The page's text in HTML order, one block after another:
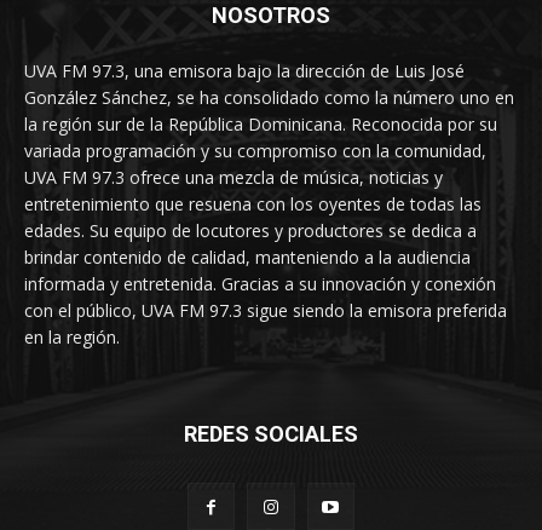
NOSOTROS
UVA FM 97.3, una emisora bajo la dirección de Luis José
González Sánchez, se ha consolidado como la número uno en
la región sur de la República Dominicana. Reconocida por su
variada programación y su compromiso con la comunidad,
UVA FM 97.3 ofrece una mezcla de música, noticias y
entretenimiento que resuena con los oyentes de todas las
edades. Su equipo de locutores y productores se dedica a
brindar contenido de calidad, manteniendo a la audiencia
informada y entretenida. Gracias a su innovación y conexión
con el público, UVA FM 97.3 sigue siendo la emisora preferida
en la región.
REDES SOCIALES